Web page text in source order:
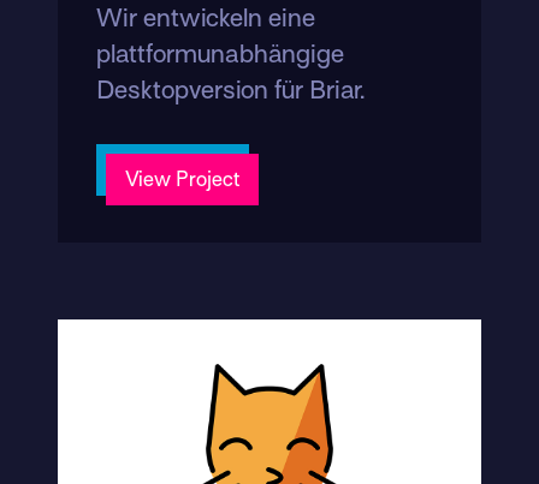
Wir entwickeln eine
plattformunabhängige
Desktopversion für Briar.
View Project